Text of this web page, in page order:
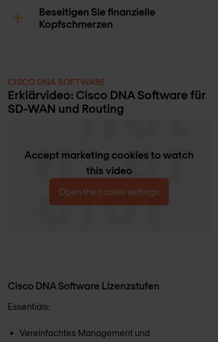
Beseitigen Sie finanzielle
Kopfschmerzen
CISCO DNA SOFTWARE
Erklärvideo: Cisco DNA Software für
SD-WAN und Routing
Accept marketing cookies to watch
this video
Open the cookie settings
Cisco DNA Software Lizenzstufen
Essentials:
Vereinfachtes Management und